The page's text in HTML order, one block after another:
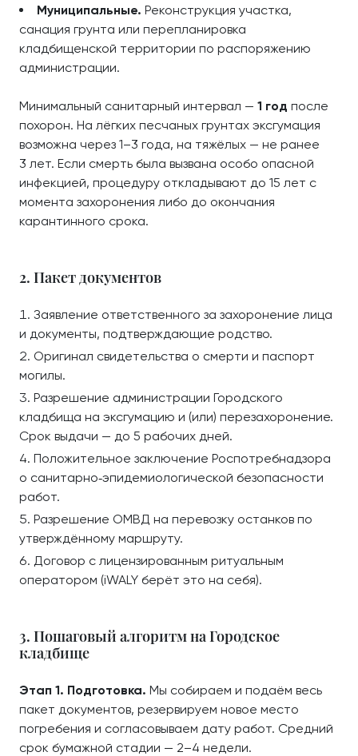
Муниципальные. Реконструкция участка,
санация грунта или перепланировка
кладбищенской территории по распоряжению
администрации.
Минимальный санитарный интервал — 1 год после
похорон. На лёгких песчаных грунтах эксгумация
возможна через 1–3 года, на тяжёлых — не ранее
3 лет. Если смерть была вызвана особо опасной
инфекцией, процедуру откладывают до 15 лет с
момента захоронения либо до окончания
карантинного срока.
2. Пакет документов
Заявление ответственного за захоронение лица
и документы, подтверждающие родство.
Оригинал свидетельства о смерти и паспорт
могилы.
Разрешение администрации Городского
кладбища на эксгумацию и (или) перезахоронение.
Срок выдачи — до 5 рабочих дней.
Положительное заключение Роспотребнадзора
о санитарно‑эпидемиологической безопасности
работ.
Разрешение ОМВД на перевозку останков по
утверждённому маршруту.
Договор с лицензированным ритуальным
оператором (iWALY берёт это на себя).
3. Пошаговый алгоритм на Городское
кладбище
Этап 1. Подготовка. Мы собираем и подаём весь
пакет документов, резервируем новое место
погребения и согласовываем дату работ. Средний
срок бумажной стадии — 2–4 недели.